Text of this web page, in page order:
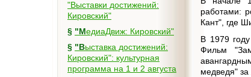
"Выставки достижений:
Кировский"
§
"МедиаДвиж: Кировский"
§ "Выставка достижений:
Кировский": культурная
программа на 1 и 2 августа
работами:
Кант", где
В 1979
Фильм
медведя"